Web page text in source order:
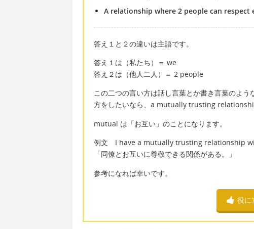
A relationship where 2 people can respect
答え１と２の違いは主語です。
答え１は（私たち）＝ we
答え２は（他人二人）＝ 2 people
この二つの言い方は話し言葉とか書き言葉のよ
方をしたいなら、a mutually trusting
mutual は「お互い」のことになります。
例文 I have a mutually trusting relationship
「同僚とお互いに尊敬できる関係がある。」
参考になれば幸いです。
役に